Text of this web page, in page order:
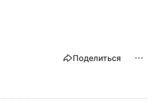
Поделиться